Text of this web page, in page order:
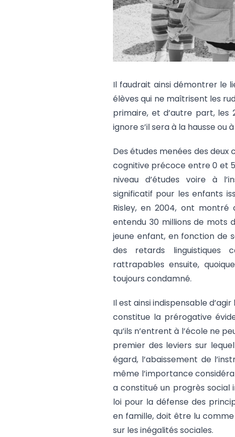
Il faudrait ainsi démontrer le
élèves qui ne maîtrisent les
primaire, et d’autre part, les
ignore s’il sera à la hausse ou
Des études menées des
cognitive précoce entre 0 et
niveau d’études voire à
significatif pour les enfants
Risley, en 2004, ont montré
entendu 30 millions de mots
jeune enfant, en fonction de
des retards linguistiques
rattrapables ensuite,
toujours condamné.
Il est ainsi indispensable
constitue la prérogative
qu’ils n’entrent à l’école ne
premier des leviers sur
égard, l’abaissement de
même l’importance
a constitué un progrès social
loi pour la défense des
en famille, doit être lu
sur les inégalités sociales.